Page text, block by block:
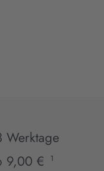
Werktage
9,00 €
1